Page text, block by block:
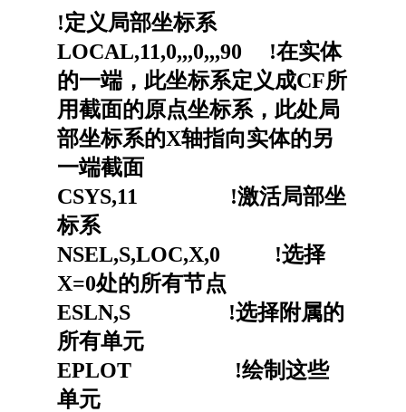
!定义局部坐标系
LOCAL,11,0,,,0,,,90 !在实体
的一端，此坐标系定义成CF所
用截面的原点坐标系，此处局
部坐标系的X轴指向实体的另
一端截面
CSYS,11 !激活局部坐
标系
NSEL,S,LOC,X,0 !选择
X=0处的所有节点
ESLN,S !选择附属的
所有单元
EPLOT !绘制这些
单元